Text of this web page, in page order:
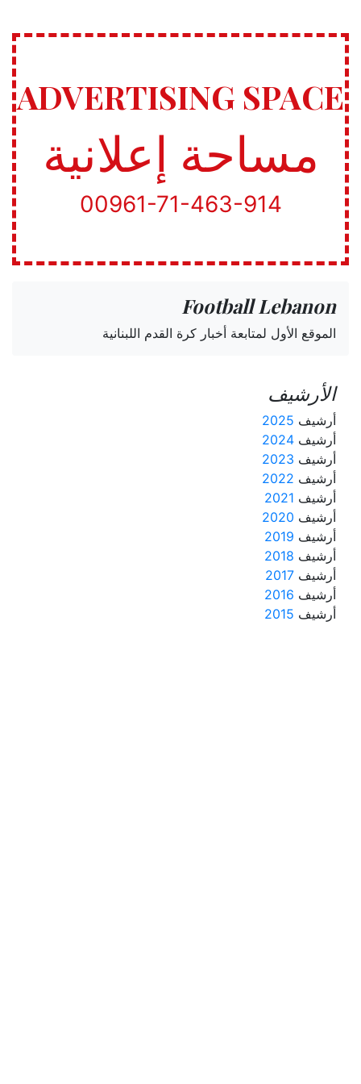
ADVERTISING SPACE
مساحة إعلانية
00961-71-463-914
Football Lebanon
الموقع الأول لمتابعة أخبار كرة القدم اللبنانية
الأرشيف
أرشيف 2025
أرشيف 2024
أرشيف 2023
أرشيف 2022
أرشيف 2021
أرشيف 2020
أرشيف 2019
أرشيف 2018
أرشيف 2017
أرشيف 2016
أرشيف 2015